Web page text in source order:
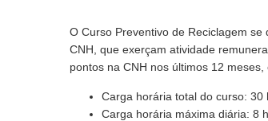
O Curso Preventivo de Reciclagem
CNH, que exerçam atividade
pontos na CNH nos últimos 12
Carga horária total do curso: 30
Carga horária máxima diária: 8